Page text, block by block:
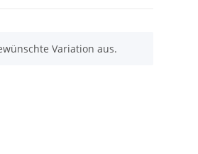
Variation aus.